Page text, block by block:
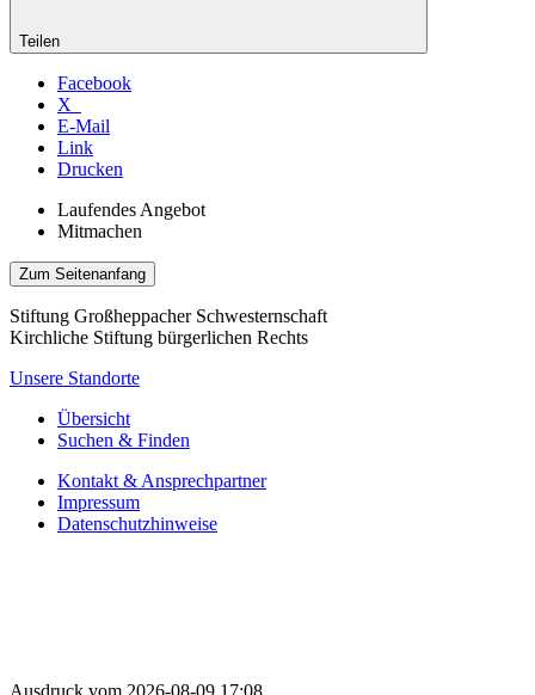
Teilen
Facebook
X
E-Mail
Link
Drucken
Laufendes Angebot
Mitmachen
Zum Seitenanfang
Stiftung Großheppacher Schwesternschaft
Kirchliche Stiftung bürgerlichen Rechts
Unsere Standorte
Übersicht
Suchen & Finden
Kontakt & Ansprechpartner
Impressum
Datenschutzhinweise
Ausdruck vom 2026-08-09 17:08